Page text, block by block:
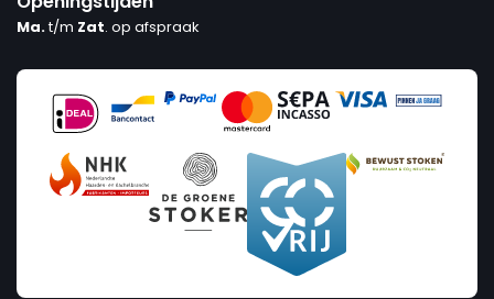
Ma.t/m Zat. op afspraak